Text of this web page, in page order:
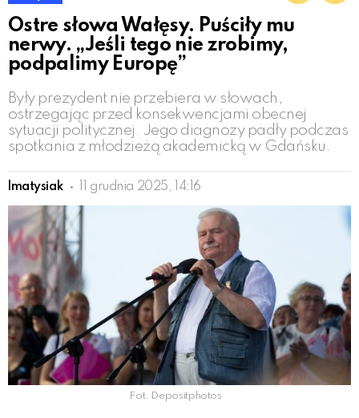
Ostre słowa Wałęsy. Puściły mu
nerwy. „Jeśli tego nie zrobimy,
podpalimy Europę”
Były prezydent nie przebiera w słowach,
ostrzegając przed konsekwencjami obecnej
sytuacji politycznej. Jego diagnozy padły podczas
spotkania z młodzieżą akademicką w Gdańsku.
lmatysiak 11 grudnia 2025, 14:16
Fot. Depositphotos